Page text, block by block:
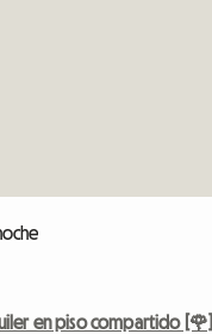
en piso compartido [🌹]